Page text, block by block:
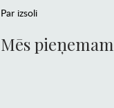
Par izsoli
Mēs pieņemam